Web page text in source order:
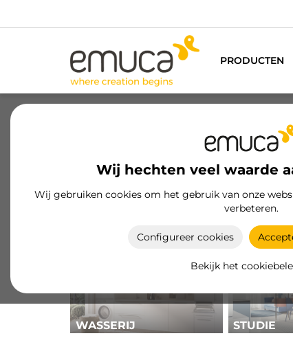
PRODUCTEN
Wij hechten veel waarde
Wij gebruiken cookies om het gebruik van onze
verbeteren.
Configureer cookies
Bekijk het
SALON
WASSERIJ STUDIE